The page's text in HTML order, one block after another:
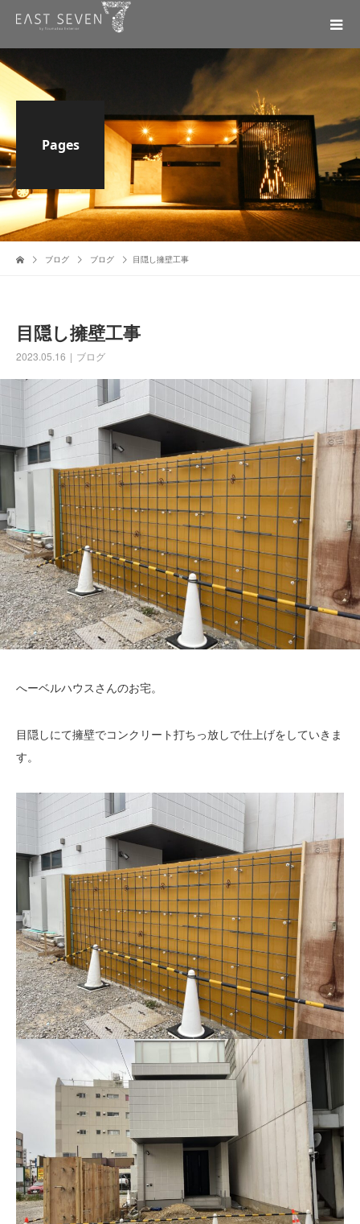
Pages
ブログ ブログ 目隠し擁壁工事
目隠し擁壁工事
2023.05.16 ブログ
へーベルハウスさんのお宅。
目隠しにて擁壁でコンクリート打ちっ放しで仕上げをしていきま
す。